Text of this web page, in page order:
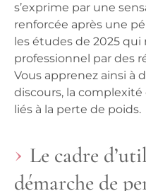
s’exprime par une
renforcée après une
les études de 2025
professionnel par des
Vous apprenez ainsi à
discours, la
liés à la perte de poids.
Le cadre
démarche de